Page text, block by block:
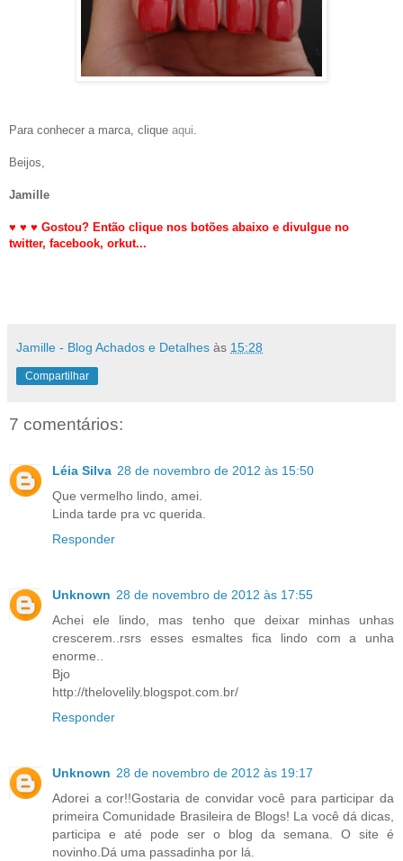
Para conhecer a marca, clique aqui
Beijos,
Jamille
♥ ♥ ♥ Gostou? Então clique nos botões abaixo e divulgue no
twitter, facebook, orkut...
Jamille - Blog Achados e Detalhes às 15:28
Compartilhar
7 comentários:
Léia Silva 28 de novembro de 2012 às 15:50
Que vermelho lindo, amei.
Linda tarde pra vc querida.
Responder
Unknown 28 de novembro de 2012 às 17:55
Achei ele lindo, mas tenho que deixar minhas unhas
crescerem..rsrs esses esmaltes fica lindo com a unha
enorme..
Bjo
http://thelovelily.blogspot.com.br/
Responder
Unknown 28 de novembro de 2012 às 19:17
Adorei a cor!!Gostaria de convidar você para participar da
primeira Comunidade Brasileira de Blogs! La você dá dicas,
participa e até pode ser o blog da semana. O site é
novinho.Dá uma passadinha por lá.